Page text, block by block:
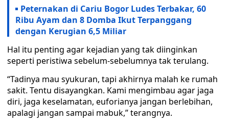
Peternakan di Cariu Bogor Ludes Terbakar, 60
Ribu Ayam dan 8 Domba Ikut Terpanggang
dengan Kerugian 6,5 Miliar
Hal itu penting agar kejadian yang tak diinginkan
seperti peristiwa sebelum-sebelumnya tak terulang.
“Tadinya mau syukuran, tapi akhirnya malah ke rumah
sakit. Tentu disayangkan. Kami mengimbau agar jaga
diri, jaga keselamatan, euforianya jangan berlebihan,
apalagi jangan sampai mabuk,” terangnya.